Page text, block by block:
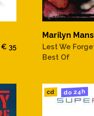
€ 35
Marilyn
Lest We
Best Of
cd do 24h